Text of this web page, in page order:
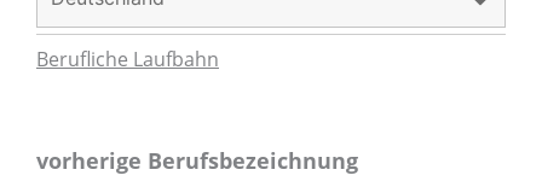
Berufliche Laufbahn
vorherige Berufsbezeichnung